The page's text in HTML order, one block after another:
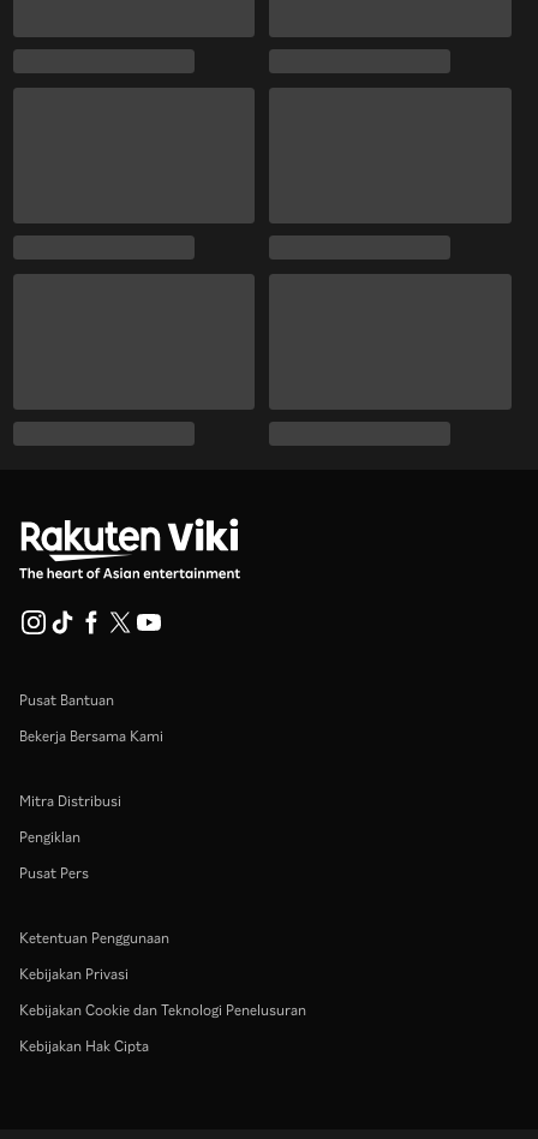
Pusat Bantuan
Bekerja Bersama Kami
Mitra Distribusi
Pengiklan
Pusat Pers
Ketentuan Penggunaan
Kebijakan Privasi
Kebijakan Cookie dan Teknologi Penelusuran
Kebijakan Hak Cipta